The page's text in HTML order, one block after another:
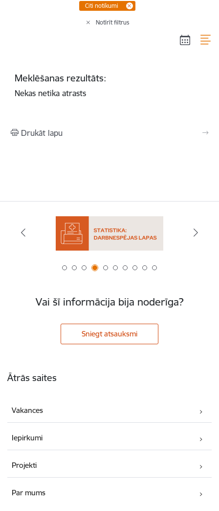
Citi notikumi
Notīrīt filtrus
Meklēšanas rezultāts:
Nekas netika atrasts
Drukāt lapu
Vai šī informācija bija noderīga?
Sniegt atsauksmi
Ātrās saites
Vakances
Iepirkumi
Projekti
Par mums